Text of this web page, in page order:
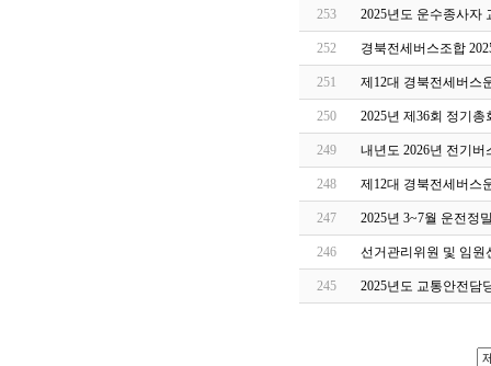
253 2025년도 운수종사자
252 경북전세버스조합
251 제12대 경북전세버스
250 2025년 제36회 정기총
249 내년도 2026년 전기
248 제12대 경북전세버스
247 2025년 3~7월 운전정
246 선거관리위원 및 임원
245 2025년도 교통안전담